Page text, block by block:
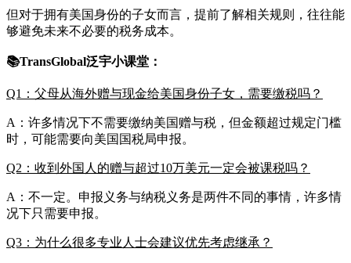
但对于拥有美国身份的子女而言，提前了解相关规则，往往能
够避免未来不必要的税务成本。
📚TransGlobal泛宇小课堂：
Q1：父母从海外赠与现金给美国身份子女，需要缴税吗？
A：许多情况下不需要缴纳美国赠与税，但金额超过规定门槛
时，可能需要向美国国税局申报。
Q2：收到外国人的赠与超过10万美元一定会被课税吗？
A：不一定。申报义务与纳税义务是两件不同的事情，许多情
况下只需要申报。
Q3：为什么很多专业人士会建议优先考虑继承？